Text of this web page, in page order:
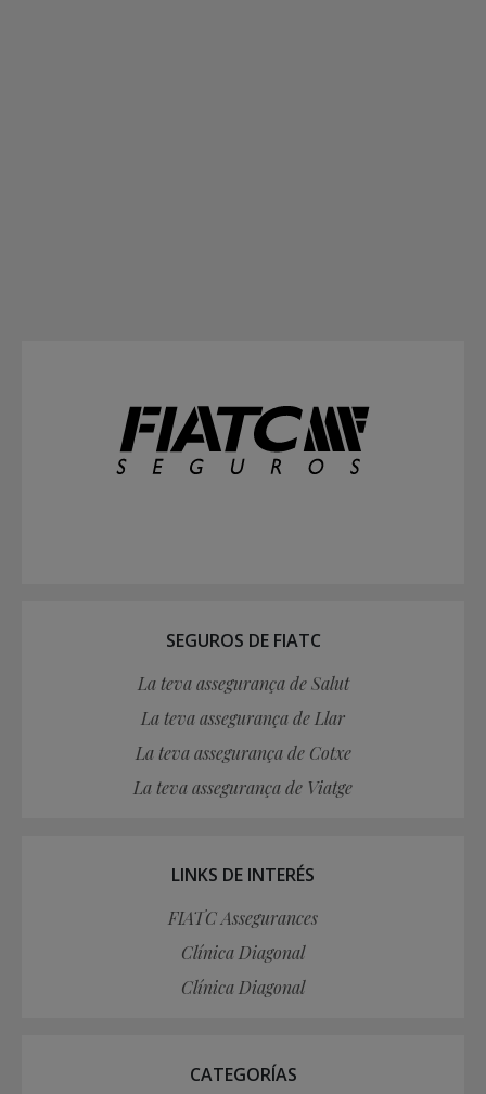
SEGUROS DE FIATC
La teva assegurança de Salut
La teva assegurança de Llar
La teva assegurança de Cotxe
La teva assegurança de Viatge
LINKS DE INTERÉS
FIATC Assegurances
Clínica Diagonal
Clínica Diagonal
CATEGORÍAS